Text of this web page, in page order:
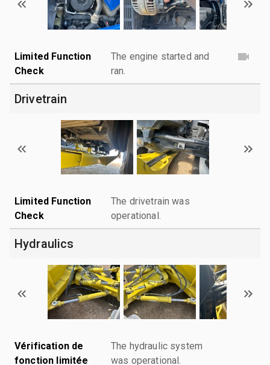
Limited Function
Check
The engine started and
ran.
Drivetrain
Limited Function
Check
The drivetrain was
operational.
Hydraulics
Vérification de
fonction limitée
The hydraulic system
was operational.